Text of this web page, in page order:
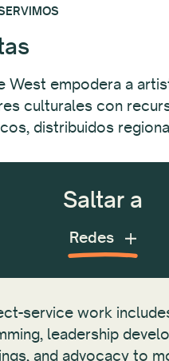
West empodera a
culturales con
distribuidos
Saltar a
service work
leadership
and advocacy to